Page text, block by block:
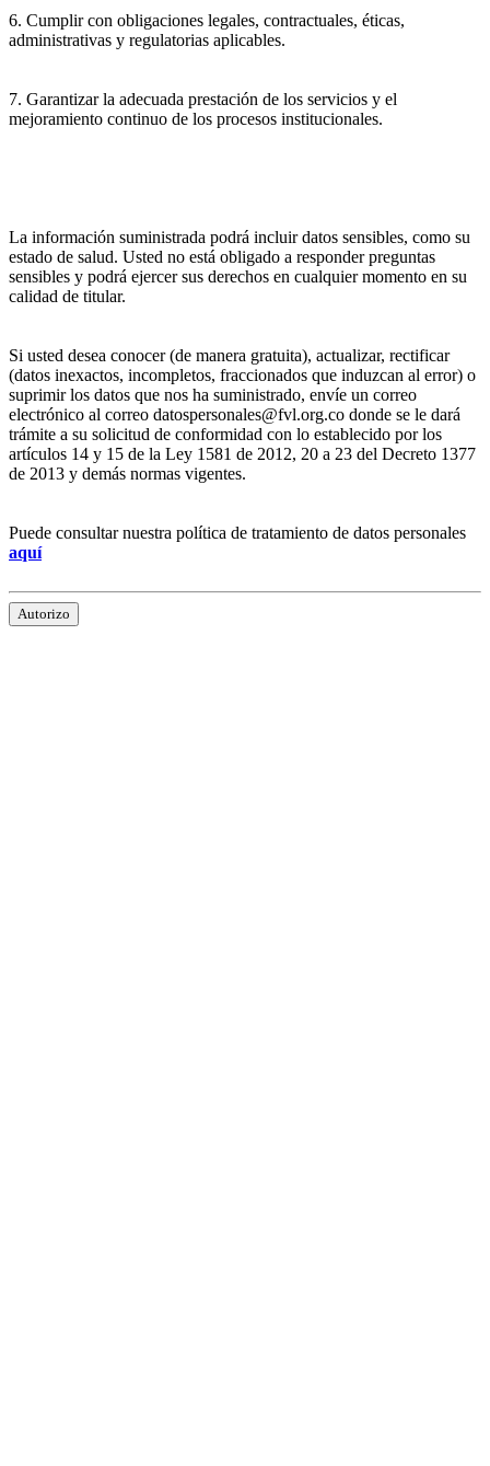
6. Cumplir con obligaciones legales, contractuales, éticas,
administrativas y regulatorias aplicables.
7. Garantizar la adecuada prestación de los servicios y el
mejoramiento continuo de los procesos institucionales.
La información suministrada podrá incluir datos sensibles, como su
estado de salud. Usted no está obligado a responder preguntas
sensibles y podrá ejercer sus derechos en cualquier momento en su
calidad de titular.
Si usted desea conocer (de manera gratuita), actualizar, rectificar
(datos inexactos, incompletos, fraccionados que induzcan al error) o
suprimir los datos que nos ha suministrado, envíe un correo
electrónico al correo datospersonales@fvl.org.co donde se le dará
trámite a su solicitud de conformidad con lo establecido por los
artículos 14 y 15 de la Ley 1581 de 2012, 20 a 23 del Decreto 1377
de 2013 y demás normas vigentes.
Puede consultar nuestra política de tratamiento de datos personales
aquí
Autorizo